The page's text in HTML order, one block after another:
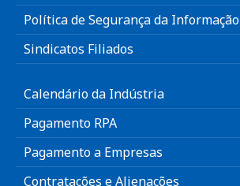
Política de Segurança da Informação
Sindicatos Filiados
Calendário da Indústria
Pagamento RPA
Pagamento a Empresas
Contratações e Alienações